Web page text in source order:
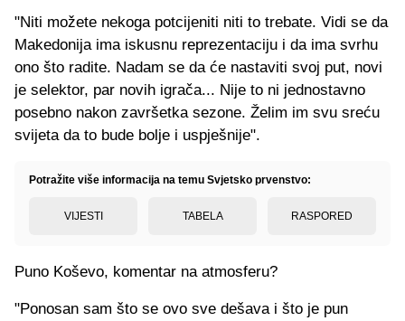
"Niti možete nekoga potcijeniti niti to trebate. Vidi se da
Makedonija ima iskusnu reprezentaciju i da ima svrhu
ono što radite. Nadam se da će nastaviti svoj put, novi
je selektor, par novih igrača... Nije to ni jednostavno
posebno nakon završetka sezone. Želim im svu sreću
svijeta da to bude bolje i uspješnije".
Potražite više informacija na temu Svjetsko prvenstvo:
VIJESTI TABELA RASPORED
Puno Koševo, komentar na atmosferu?
"Ponosan sam što se ovo sve dešava i što je pun